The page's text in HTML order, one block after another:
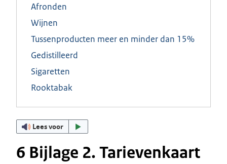
Afronden
Wijnen
Tussenproducten meer en minder dan 15%
Gedistilleerd
Sigaretten
Rooktabak
Lees voor
6 Bijlage 2. Tarievenkaart